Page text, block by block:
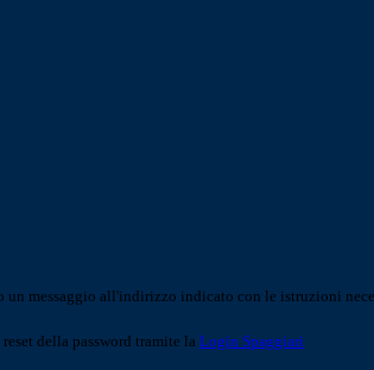
un messaggio all'indirizzo indicato con le istruzioni
della password tramite la Login Spaggiari